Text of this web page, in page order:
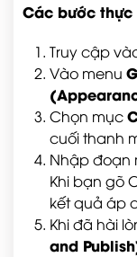
Các bước thực
Truy cập
Vào menu
Chọn mục
cuối thanh
Nhập đoạn
Khi bạn gõ
kết quả áp
Khi đã hài
and